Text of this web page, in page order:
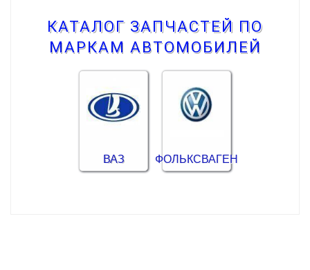
КАТАЛОГ ЗАПЧАСТЕЙ ПО
МАРКАМ АВТОМОБИЛЕЙ
ВАЗ ФОЛЬКСВАГЕН